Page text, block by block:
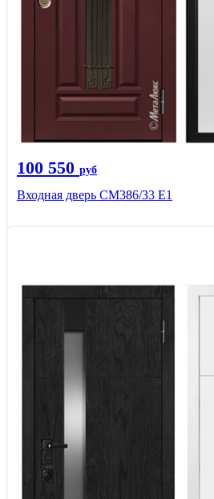
100 550 руб
Входная дверь СМ386/33 Е1